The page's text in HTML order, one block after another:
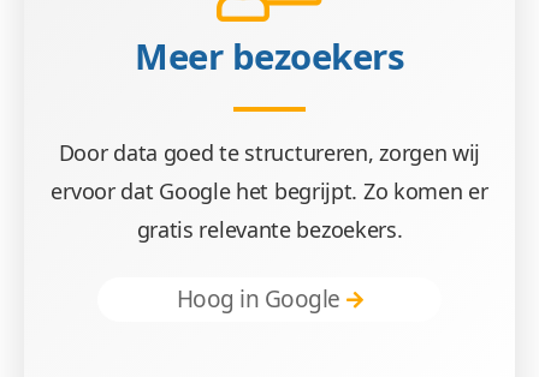
Meer bezoekers
Door data goed te structureren, zorgen wij
ervoor dat Google het begrijpt. Zo komen er
gratis relevante bezoekers.
Hoog in Google
U beheert uw platform zonder gestuntel of